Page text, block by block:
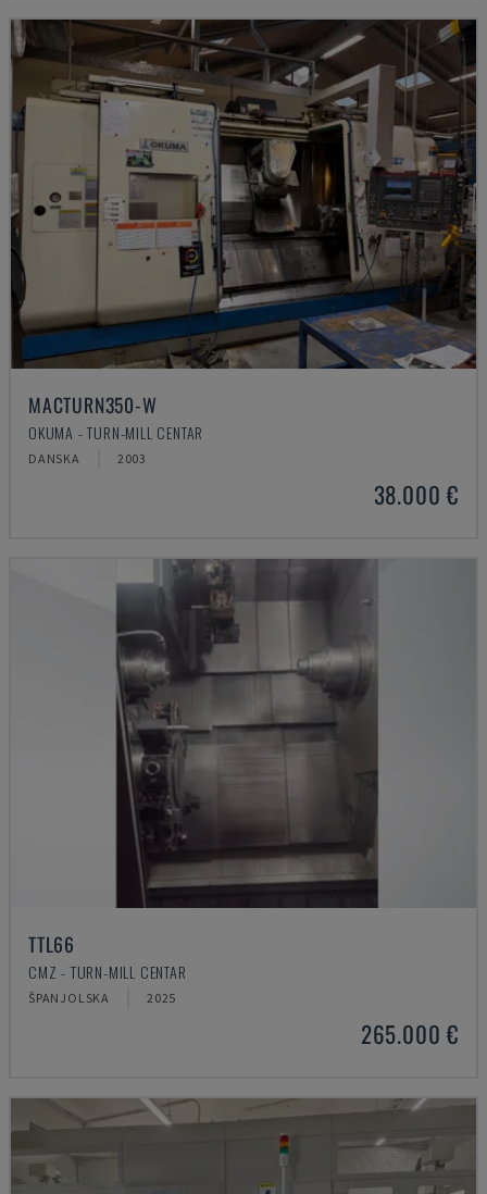
MACTURN350-W
OKUMA - TURN-MILL CENTAR
DANSKA 2003
38.000 €
TTL66
CMZ - TURN-MILL CENTAR
ŠPANJOLSKA 2025
265.000 €